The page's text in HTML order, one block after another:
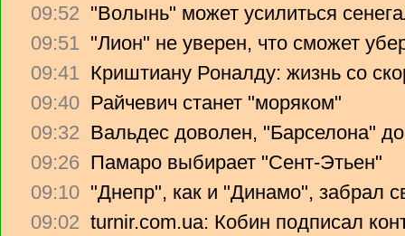
09:52 "Волынь" может усилиться
09:51 "Лион" не уверен, что сможет
09:41 Криштиану Роналду: жизнь со
09:40 Райчевич станет "моряком"
09:32 Вальдес доволен, "Барселона"
09:26 Памаро выбирает "Сент-Этьен"
09:10 "Днепр", как и "Динамо", забрал
09:02 turnir.com.ua: Кобин подписал